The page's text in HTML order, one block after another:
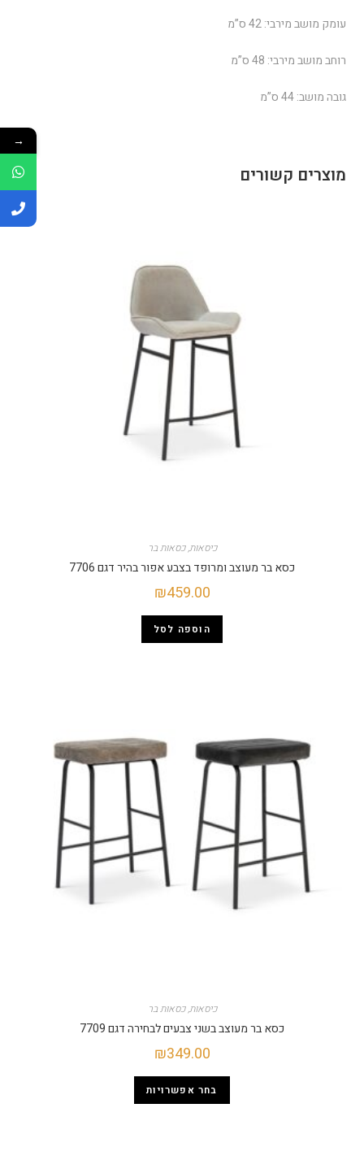
עומק מושב מירבי: 42 ס”מ
רוחב מושב מירבי: 48 ס”מ
גובה מושב: 44 ס”מ
מוצרים קשורים
כיסאות,כסאות בר
כסא בר מעוצב ומרופד בצבע אפור בהיר דגם 7706
₪459.00
הוספה לסל
כיסאות,כסאות בר
כסא בר מעוצב בשני צבעים לבחירה דגם 7709
₪349.00
בחר אפשרויות
→